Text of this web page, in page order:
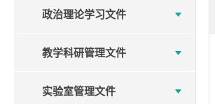
政治理论学习文件
教学科研管理文件
实验室管理文件